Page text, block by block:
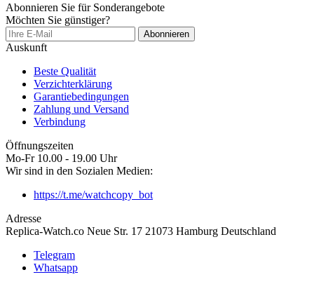
Abonnieren Sie für Sonderangebote
Möchten Sie günstiger?
Abonnieren
Auskunft
Beste Qualität
Verzichterklärung
Garantiebedingungen
Zahlung und Versand
Verbindung
Öffnungszeiten
Mo-Fr 10.00 - 19.00 Uhr
Wir sind in den Sozialen Medien:
https://t.me/watchcopy_bot
Adresse
Replica-Watch.co Neue Str. 17 21073 Hamburg Deutschland
Telegram
Whatsapp